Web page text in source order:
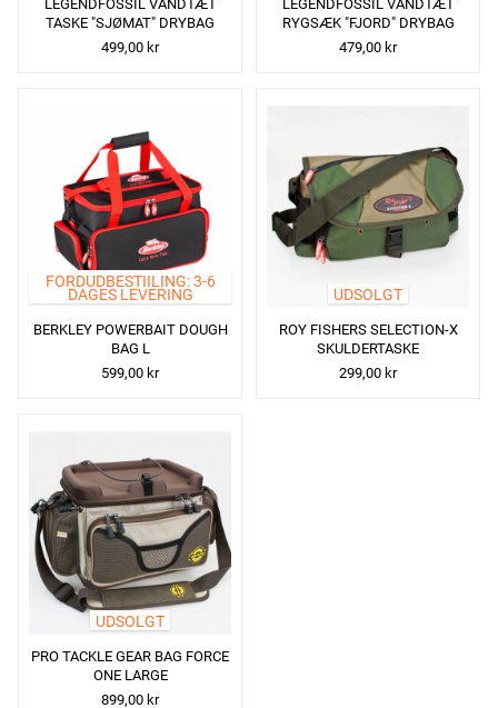
LEGENDFOSSIL VANDTÆT
TASKE "SJØMAT" DRYBAG
499,00 kr
LEGENDFOSSIL VANDTÆT
RYGSÆK "FJORD" DRYBAG
479,00 kr
FORDUDBESTIILING: 3-6
DAGES LEVERING
BERKLEY POWERBAIT DOUGH
BAG L
599,00 kr
UDSOLGT
ROY FISHERS SELECTION-X
SKULDERTASKE
299,00 kr
UDSOLGT
PRO TACKLE GEAR BAG FORCE
ONE LARGE
899,00 kr